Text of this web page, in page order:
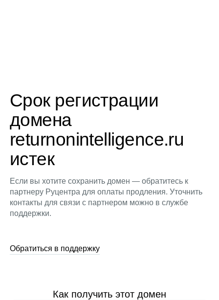
Срок регистрации
домена
returnonintelligence.ru
истек
Если вы хотите сохранить домен — обратитесь к
партнеру Руцентра для оплаты продления. Уточнить
контакты для связи с партнером можно в службе
поддержки.
Обратиться в поддержку
Как получить этот домен